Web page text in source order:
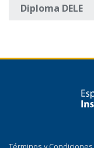
Diploma DELE